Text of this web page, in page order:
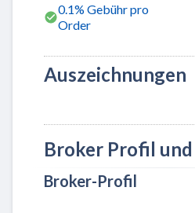
0.1% Gebühr pro
Order
Auszeichnungen
Broker Profil
Broker-Profil